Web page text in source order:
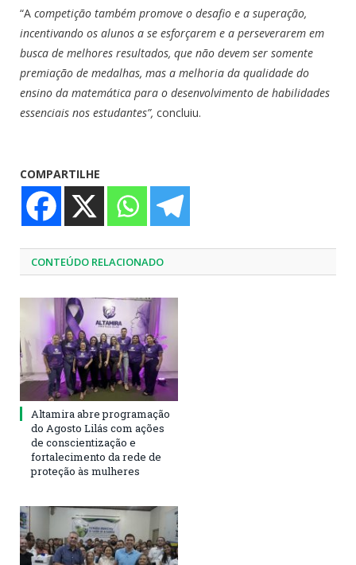
“A competição também promove o desafio e a superação,
incentivando os alunos a se esforçarem e a perseverarem em
busca de melhores resultados, que não devem ser somente
premiação de medalhas, mas a melhoria da qualidade do
ensino da matemática para o desenvolvimento de habilidades
essenciais nos estudantes”, concluiu.
COMPARTILHE
CONTEÚDO RELACIONADO
Altamira abre programação
do Agosto Lilás com ações
de conscientização e
fortalecimento da rede de
proteção às mulheres